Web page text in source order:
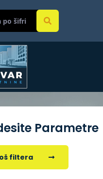
Parametre
filtera